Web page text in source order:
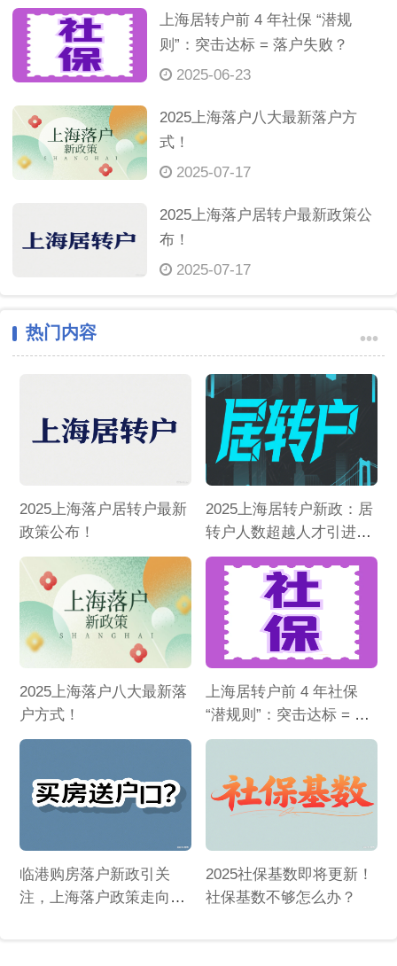
上海居转户前 4 年社保 “潜规
则”：突击达标 = 落户失败？
2025-06-23
2025上海落户八大最新落户方
式！
2025-07-17
2025上海落户居转户最新政策公
布！
2025-07-17
热门内容 •••
2025上海落户居转户最新
政策公布！
2025上海居转户新政：居
转户人数超越人才引进！
最快 3 个月拿户口
2025上海落户八大最新落
户方式！
上海居转户前 4 年社保
“潜规则”：突击达标 = 落
户失败？
临港购房落户新政引关
注，上海落户政策走向几
2025社保基数即将更新！
社保基数不够怎么办？